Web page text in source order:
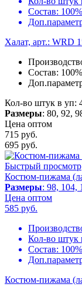
Состав:
Халат, арт.: WRD
Состав:
Кол-во штук в уп:
Размеры: 80, 92,
Цена оптом
715 руб.
695 руб.
Быстрый просмотр
Костюм-пижама
Размеры: 98, 104,
Цена оптом
585 руб.
Кол-во штук
Состав:
Костюм-пижама